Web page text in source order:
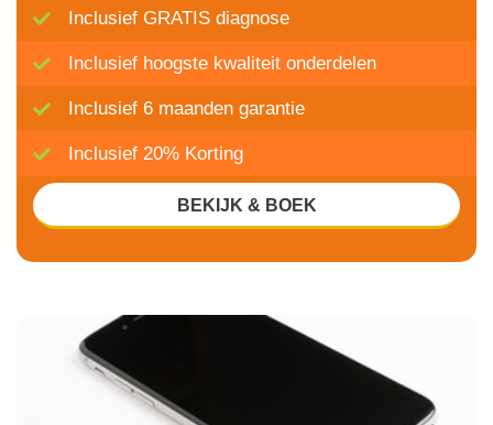
Inclusief GRATIS diagnose
Inclusief hoogste kwaliteit onderdelen
Inclusief 6 maanden garantie
Inclusief 20% Korting
BEKIJK & BOEK